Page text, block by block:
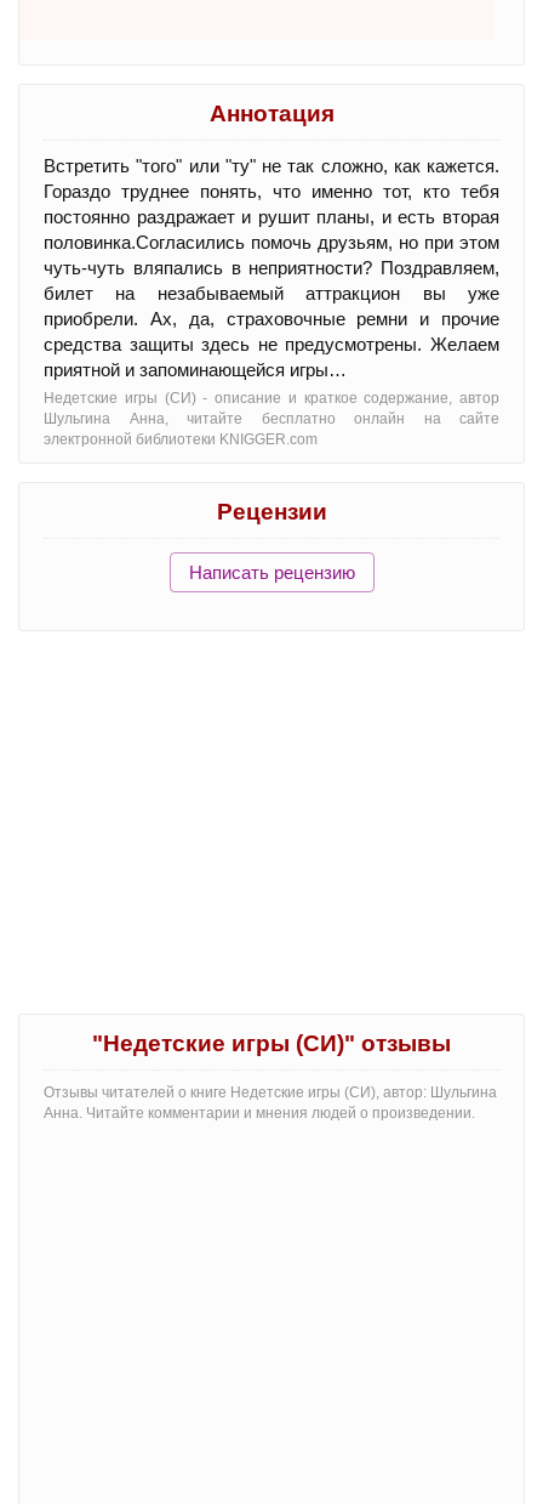
Аннотация
Встретить "того" или "ту" не так сложно, как кажется.
Гораздо труднее понять, что именно тот, кто тебя
постоянно раздражает и рушит планы, и есть вторая
половинка.Согласились помочь друзьям, но при этом
чуть-чуть вляпались в неприятности? Поздравляем,
билет на незабываемый аттракцион вы уже
приобрели. Ах, да, страховочные ремни и прочие
средства защиты здесь не предусмотрены. Желаем
приятной и запоминающейся игры…
Недетские игры (СИ) - oписание и краткое содержание, автор
Шульгина Анна, читайте бесплатно онлайн на сайте
электронной библиотеки KNIGGER.com
Рецензии
Написать рецензию
"Недетские игры (СИ)" отзывы
Отзывы читателей о книге Недетские игры (СИ), автор: Шульгина
Анна. Читайте комментарии и мнения людей о произведении.